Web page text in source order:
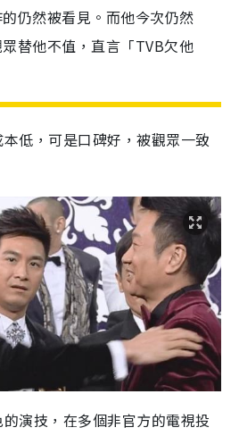
仍然被看見。而他今次仍然
替他不值，直言「TVB欠他
低，可是口碑好，被觀眾一致
演技，在多個非官方的電視投